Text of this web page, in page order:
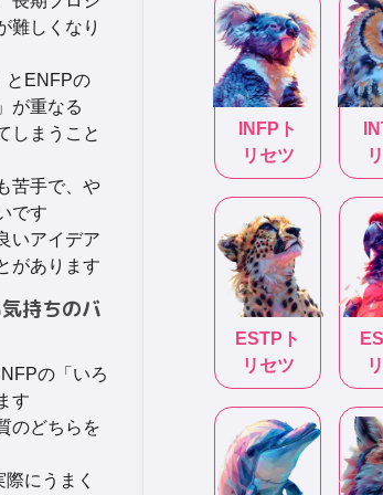
難しくなり
とENFPの
が重なる
しまうこと
苦手で、や
です
いアイデア
があります
持ちのバ
の「いろ
す
のどちらを
にうまく
INFP ト
リセツ
ESTP ト
リセツ